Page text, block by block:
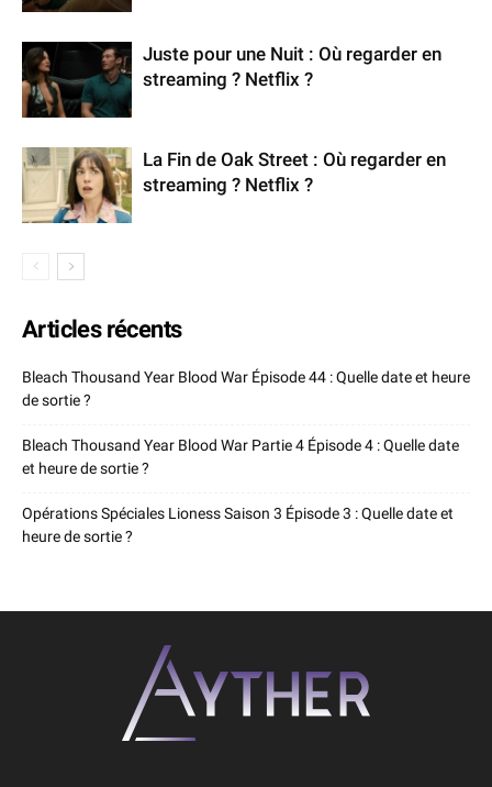
Juste pour une Nuit : Où regarder en
streaming ? Netflix ?
La Fin de Oak Street : Où regarder en
streaming ? Netflix ?
Articles récents
Bleach Thousand Year Blood War Épisode 44 : Quelle date et heure
de sortie ?
Bleach Thousand Year Blood War Partie 4 Épisode 4 : Quelle date
et heure de sortie ?
Opérations Spéciales Lioness Saison 3 Épisode 3 : Quelle date et
heure de sortie ?